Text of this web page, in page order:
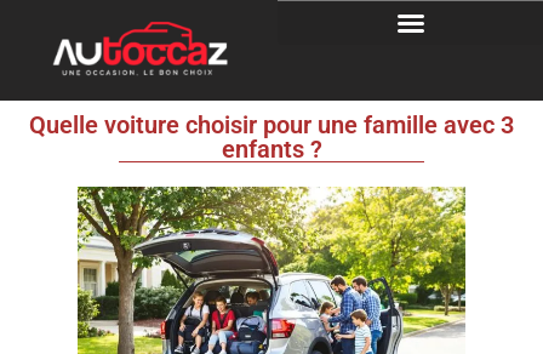
Quelle voiture choisir pour une famille avec 3
enfants ?